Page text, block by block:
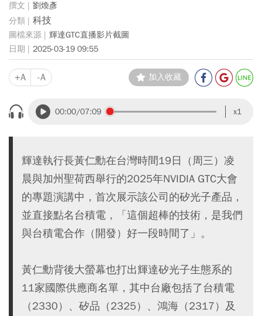
劉煥彥
科技
輝達GTC直播影片截圖
2025-03-19 09:55
+A -A 加入收藏
00:00/07:09 x1
輝達執行長黃仁勳在台灣時間19日（周三）凌
晨與加州聖荷西舉行的2025年NVIDIA GTC大會
的專題演講中，首次展示該公司的矽光子產品，
並直接點名台積電，「這個超棒的技術，是我們
與台積電合作（開發）好一段時間了」。
黃仁勳背後大螢幕也打出輝達矽光子生態系的
11家國際供應商名單，其中台廠包括了台積電
（2330）、矽品（2325）、鴻海（2317）及